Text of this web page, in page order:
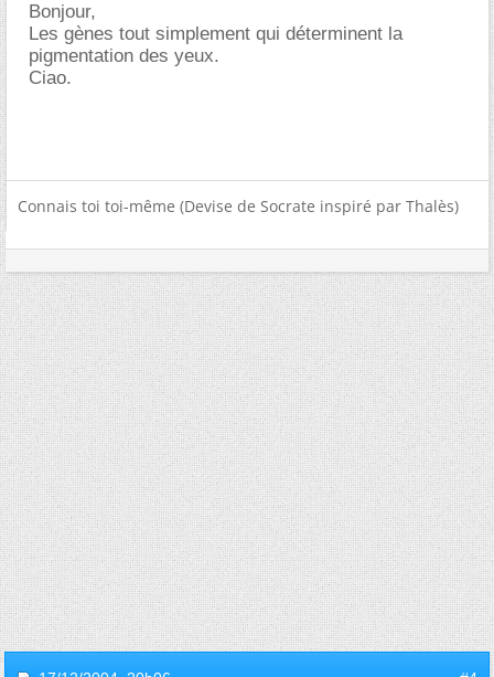
Bonjour,
Les gènes tout simplement qui déterminent la
pigmentation des yeux.
Ciao.
Connais toi toi-même (Devise de Socrate inspiré par Thalès)